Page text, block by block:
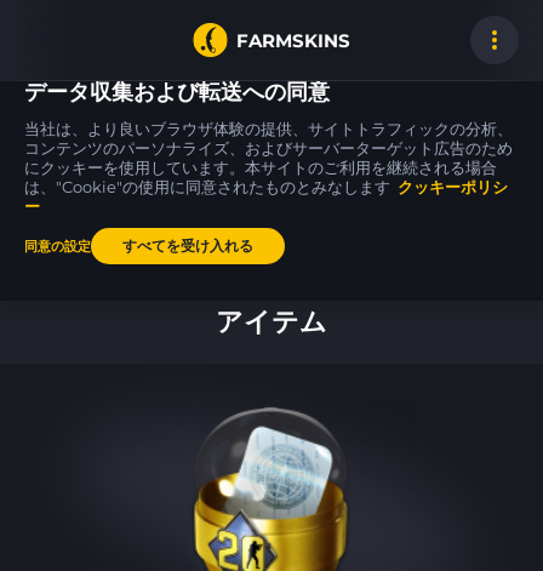
FARMSKINS
62
USP-S
Silent Shot WW 62
AK-47
Uncharted FT
USP-S
Silent Shot
ホーム
アイテム
データ収集および転送への同意
当社は、より良いブラウザ体験の提供、サイトトラフィックの分析、
コンテンツのパーソナライズ、およびサーバーターゲット広告のため
にクッキーを使用しています。本サイトのご利用を継続される場合
は、"Cookie"の使用に同意されたものとみなします クッキーポリシ
ー
同意の設定 すべてを受け入れる